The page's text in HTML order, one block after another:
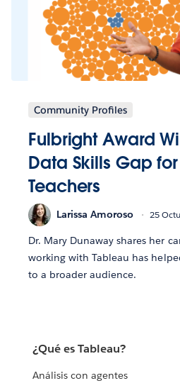
Community Profiles
Fulbright Award
Data Skills Gap
Teachers
Larissa Amoroso 25
Dr. Mary Dunaway shares her
working with Tableau has
to a broader audience.
¿Qué es Tableau?
Análisis con agentes